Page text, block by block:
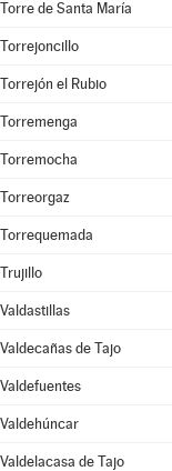
Torre de Santa María
Torrejoncillo
Torrejón el Rubio
Torremenga
Torremocha
Torreorgaz
Torrequemada
Trujillo
Valdastillas
Valdecañas de Tajo
Valdefuentes
Valdehúncar
Valdelacasa de Tajo